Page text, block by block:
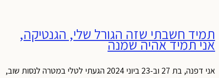
תמיד חשבתי שזה הגורל שלי, הגנטיקה,
אני תמיד אהיה שמנה
אני דפנה, בת 27 וב-23 ביוני 2024 הגעתי לטלי במטרה לנסות שוב,